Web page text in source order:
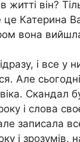
він?
це Катерина
вона
і все у
Але
Скандал
і слова
записала
і зрозумів,